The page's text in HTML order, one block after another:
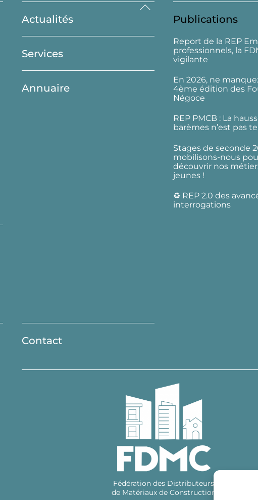
Back
Top
Actualités
Services
Annuaire
Publications
Report de la REP
professionnels, la
vigilante
En 2026, ne
4ème édition des
Négoce
REP PMCB : La
barèmes n’est pas
Stages de seconde
mobilisons-nous
découvrir nos
jeunes !
♻️ REP 2.0 des
interrogations
Contact
Fédération des Distributeurs
de Matériaux de Construction